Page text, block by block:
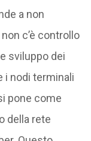
a non
c’è controllo
sviluppo dei
i nodi terminali
pone come
della rete